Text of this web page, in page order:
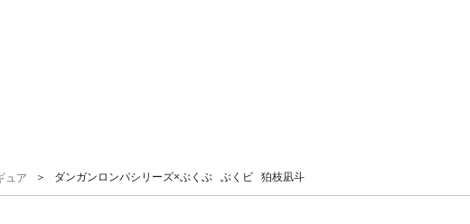
ュア ＞ ダンガンロンパシリーズ×ぶくぶ ぶくビ 狛枝凪斗